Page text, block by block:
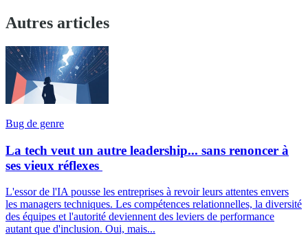
Autres articles
Bug de genre
La tech veut un autre leadership... sans renoncer à
ses vieux réflexes
L'essor de l'IA pousse les entreprises à revoir leurs attentes envers
les managers techniques. Les compétences relationnelles, la diversité
des équipes et l'autorité deviennent des leviers de performance
autant que d'inclusion. Oui, mais...